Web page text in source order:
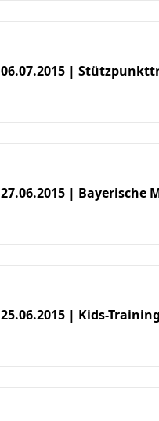
06.07.2015 |
27.06.2015 | Bayerische
25.06.2015 | Kids-Training